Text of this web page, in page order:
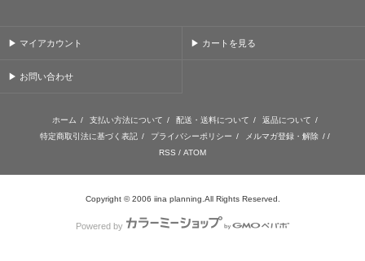
▶ マイアカウント ▶ カートを見る
▶ お問い合わせ
ホーム / 支払い方法について / 配送・送料について / 返品について /
特定商取引法に基づく表記 / プライバシーポリシー / メルマガ登録・解除 / /
RSS / ATOM
Copyright © 2006 iina planning.All Rights Reserved.
Powered by